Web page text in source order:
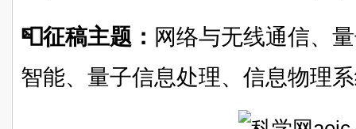
📮征稿主题： 网络与无线通信、
智能、量子信息处理、信息物理